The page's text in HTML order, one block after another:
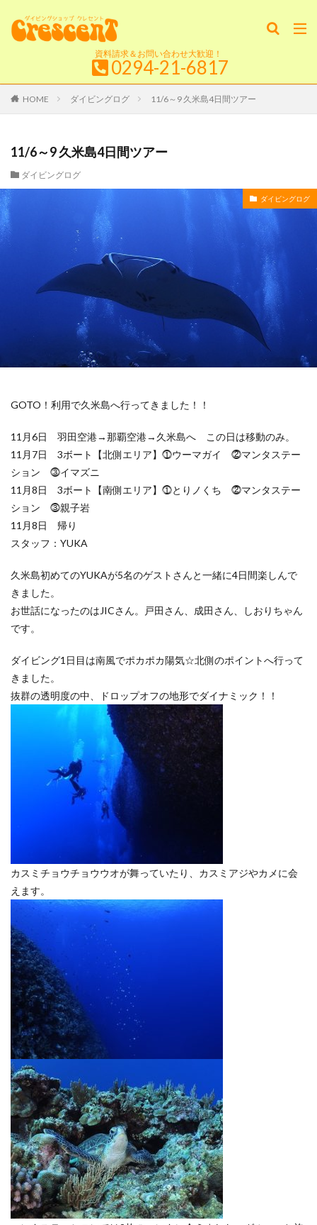
資料請求＆お問い合わせ大歓迎！
0294-21-6817
HOME ダイビングログ 11/6～9 久米島4日間ツアー
11/6～9 久米島4日間ツアー
ダイビングログ
ダイビングログ
GOTO！利用で久米島へ行ってきました！！
11月6日 羽田空港→那覇空港→久米島へ この日は移動のみ。
11月7日 3ボート【北側エリア】⓵ウーマガイ ⓶マンタステー
ション ⓷イマズニ
11月8日 3ボート【南側エリア】⓵とりノくち ⓶マンタステー
ション ⓷親子岩
11月8日 帰り
スタッフ：YUKA
久米島初めてのYUKAが5名のゲストさんと一緒に4日間楽しんで
きました。
お世話になったのはJICさん。戸田さん、成田さん、しおりちゃん
です。
ダイビング1日目は南風でポカポカ陽気☆北側のポイントへ行って
きました。
抜群の透明度の中、ドロップオフの地形でダイナミック！！
カスミチョウチョウウオが舞っていたり、カスミアジやカメに会
えます。